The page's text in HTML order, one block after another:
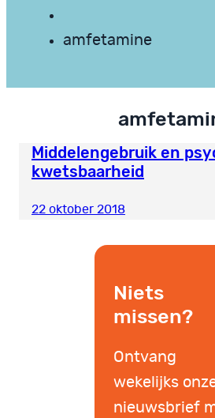
amfetamine
Middelengebruik en
kwetsbaarheid
22 oktober 2018
Niets
missen?
Ontvang
wekelijks
nieuwsbrief